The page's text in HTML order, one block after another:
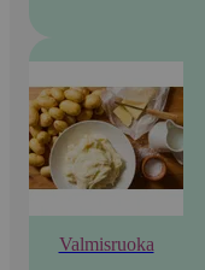
Valmisruoka